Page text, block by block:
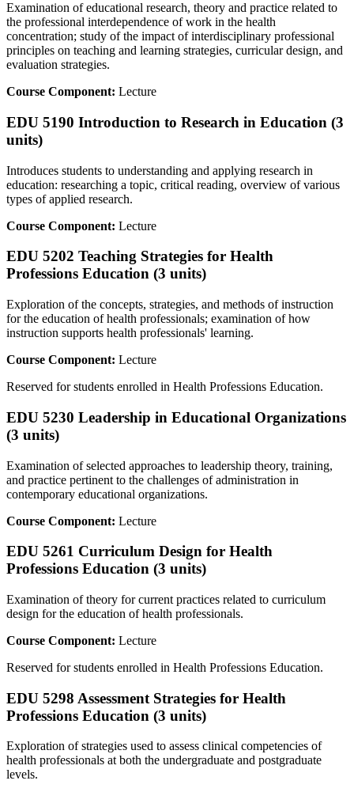
Examination of educational research, theory and practice related to
the professional interdependence of work in the health
concentration; study of the impact of interdisciplinary professional
principles on teaching and learning strategies, curricular design, and
evaluation strategies.
Course Component: Lecture
EDU 5190 Introduction to Research in Education (3
units)
Introduces students to understanding and applying research in
education: researching a topic, critical reading, overview of various
types of applied research.
Course Component: Lecture
EDU 5202 Teaching Strategies for Health
Professions Education (3 units)
Exploration of the concepts, strategies, and methods of instruction
for the education of health professionals; examination of how
instruction supports health professionals' learning.
Course Component: Lecture
Reserved for students enrolled in Health Professions Education.
EDU 5230 Leadership in Educational Organizations
(3 units)
Examination of selected approaches to leadership theory, training,
and practice pertinent to the challenges of administration in
contemporary educational organizations.
Course Component: Lecture
EDU 5261 Curriculum Design for Health
Professions Education (3 units)
Examination of theory for current practices related to curriculum
design for the education of health professionals.
Course Component: Lecture
Reserved for students enrolled in Health Professions Education.
EDU 5298 Assessment Strategies for Health
Professions Education (3 units)
Exploration of strategies used to assess clinical competencies of
health professionals at both the undergraduate and postgraduate
levels.